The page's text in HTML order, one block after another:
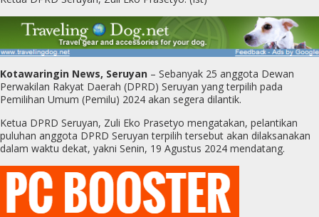
Kotawaringin News, Seruyan – Sebanyak 25 anggota Dewan
Perwakilan Rakyat Daerah (DPRD) Seruyan yang terpilih pada
Pemilihan Umum (Pemilu) 2024 akan segera dilantik.
Ketua DPRD Seruyan, Zuli Eko Prasetyo mengatakan, pelantikan
puluhan anggota DPRD Seruyan terpilih tersebut akan dilaksanakan
dalam waktu dekat, yakni Senin, 19 Agustus 2024 mendatang.